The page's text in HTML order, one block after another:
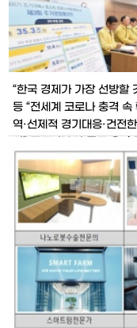
“한국 경제가 가장 선방
등 “전세계 코로나 충격 속
역·선제적 경기대응·건전
음하고 있다.미국 경제 전
마이너스 20%에 육박할
수정 보고서를